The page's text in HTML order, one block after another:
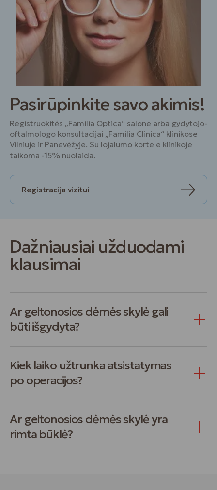
Pasirūpinkite savo akimis!
Registruokitės „Familia Optica“ salone arba gydytojo-
oftalmologo konsultacijai „Familia Clinica“ klinikose
Vilniuje ir Panevėžyje. Su lojalumo kortele klinikoje
taikoma -15% nuolaida.
Registracija vizitui
Dažniausiai užduodami
klausimai
Ar geltonosios dėmės skylė gali
būti išgydyta?
Kiek laiko užtrunka atsistatymas
po operacijos?
Ar geltonosios dėmės skylė yra
rimta būklė?